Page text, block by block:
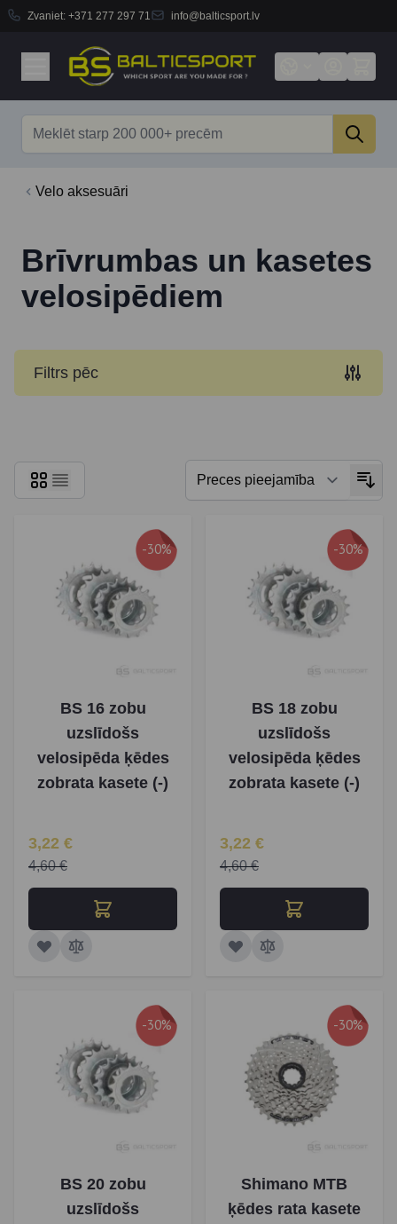
Zvaniet: +371 277 297 71 info@balticsport.lv
Velo aksesuāri
Brīvrumbas un kasetes
velosipēdiem
Filtrs pēc
-30%
BS 16 zobu
uzslīdošs
velosipēda ķēdes
zobrata kasete (-)
Īpaša Cena
3,22 €
4,60 €
-30%
BS 18 zobu
uzslīdošs
velosipēda ķēdes
zobrata kasete (-)
Īpaša Cena
3,22 €
4,60 €
-30%
BS 20 zobu
uzslīdošs
-30%
Shimano MTB
ķēdes rata kasete